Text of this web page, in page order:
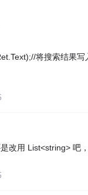
将搜索结果写
改用 List<string> 吧